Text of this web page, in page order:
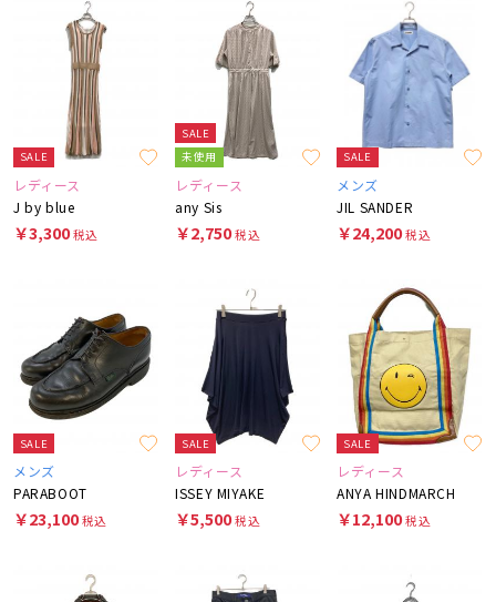
SALE
レディース
J by blue
￥3,300税込
SALE
未使用
レディース
any Sis
￥2,750税込
SALE
メンズ
JIL SANDER
￥24,200税込
SALE
メンズ
PARABOOT
￥23,100税込
SALE
レディース
ISSEY MIYAKE
￥5,500税込
SALE
レディース
ANYA HINDMARCH
￥12,100税込